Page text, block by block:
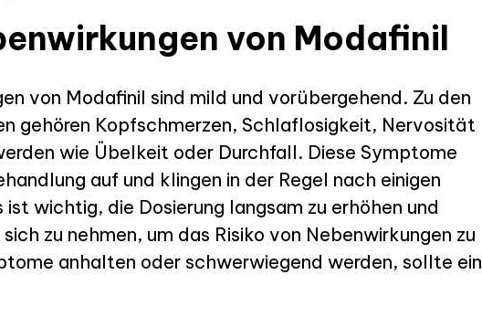
von Modafinil
von Modafinil sind mild und vorübergehend. Zu den
gehören Kopfschmerzen, Schlaflosigkeit, Nervosität
wie Übelkeit oder Durchfall. Diese Symptome
auf und klingen in der Regel nach einigen
ist wichtig, die Dosierung langsam zu erhöhen und
zu nehmen, um das Risiko von Nebenwirkungen zu
anhalten oder schwerwiegend werden, sollte ein